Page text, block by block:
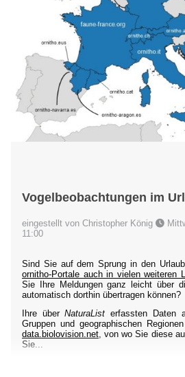
Vogelbeobachtungen im
eingestellt von Christopher König
11:00
Sind Sie auf dem Sprung in den
ornitho-Portale auch in vielen weiteren
Sie Ihre Meldungen ganz leicht über
automatisch dorthin übertragen können?
Ihre überNaturaList erfassten Daten
Gruppen und geographischen
data.biolovision.net, von wo Sie diese
Sie...